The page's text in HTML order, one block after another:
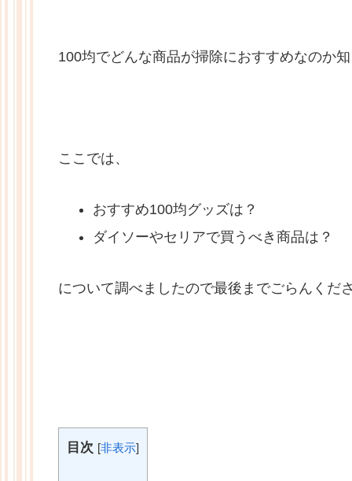
100均でどんな商品が掃除におすすめなのか知
ここでは、
おすすめ100均グッズは？
ダイソーやセリアで買うべき商品は？
について調べましたので最後までごらんくだ
目次 [非表示]